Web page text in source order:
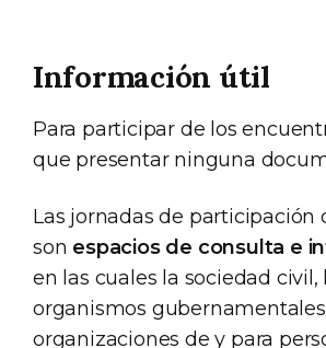
Información útil
Para participar de los
que presentar ninguna
Las jornadas de participación
son espacios de consulta e
en las cuales la sociedad civil,
organismos
organizaciones de y para